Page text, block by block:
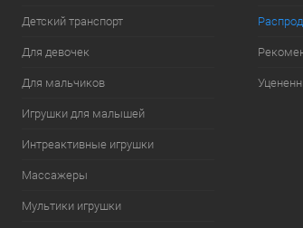
Детский транспорт
Для девочек
Для мальчиков
Игрушки для малышей
Интреактивные игрушки
Массажеры
Мультики игрушки